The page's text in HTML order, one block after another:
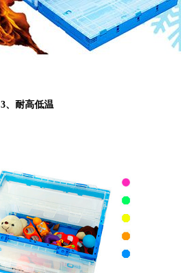
3、耐高低温